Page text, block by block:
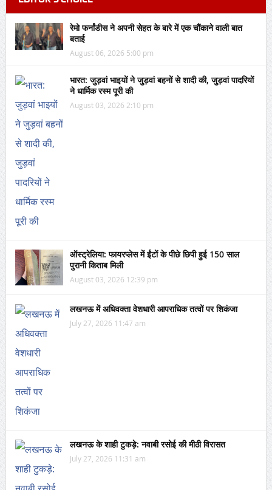
रेमो फर्नांडीस ने अपनी सेहत के बारे में एक चौंकाने वाली बात
बताई
August 06, 2026 5:00 pm
भारत: जुड़वां भाइयों ने जुड़वां बहनों से शादी की, जुड़वां पादरियों
ने धार्मिक रस्म पूरी की
August 03, 2026 2:10 pm
ऑस्ट्रेलिया: फायरप्लेस में ईंटों के पीछे छिपी हुई 150 साल
पुरानी किताब मिली
August 03, 2026 12:39 pm
लखनऊ में अधिवक्ता वेशधारी आपराधिक तत्वों पर शिकंजा
July 27, 2026 11:47 am
लखनऊ के शाही टुकड़े: नवाबी रसोई की मीठी विरासत
July 27, 2026 11:31 am